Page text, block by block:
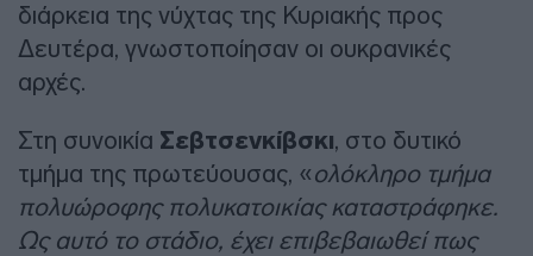
διάρκεια της νύχτας της Κυριακής προς
Δευτέρα, γνωστοποίησαν οι ουκρανικές
αρχές.
Στη συνοικία Σεβτσενκίβσκι, στο δυτικό
τμήμα της πρωτεύουσας, «ολόκληρο τμήμα
πολυώροφης πολυκατοικίας καταστράφηκε.
Ως αυτό το στάδιο, έχει επιβεβαιωθεί πως